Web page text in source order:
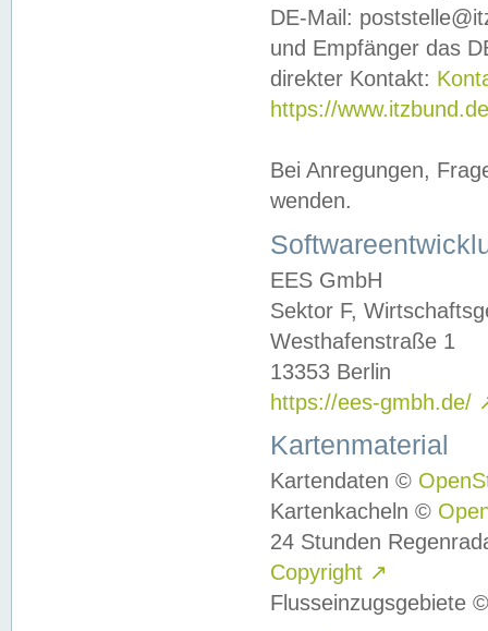
DE-Mail:
und Empfänger das
direkter Kontakt:
https://
Bei Anregungen,
wenden.
EES GmbH
Sektor F,
Westhafenstraße 1
13353 Berlin
https://ees-gmbh.de/
Kartenmaterial
Kartendaten ©
Kartenkacheln ©
24 Stunden
Copyright ↗
Flusseinzugsgebiete